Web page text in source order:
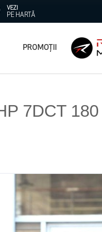
VEZI
PE HARTĂ
PROMOȚII
7DCT 180